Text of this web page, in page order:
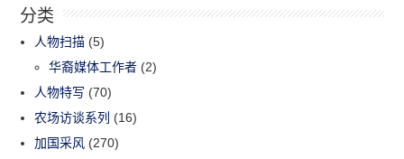
分类
人物扫描 (5)
华裔媒体工作者 (2)
人物特写 (70)
农场访谈系列 (16)
加国采风 (270)